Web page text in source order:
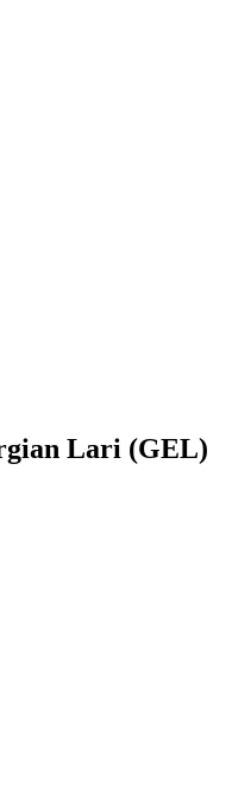
Lari (GEL)